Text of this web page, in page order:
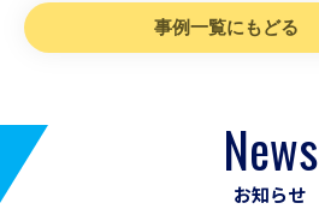
事例一覧にもどる
News
お知らせ